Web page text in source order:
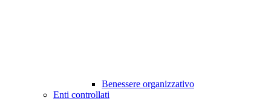
Benessere organizzativo
Enti controllati